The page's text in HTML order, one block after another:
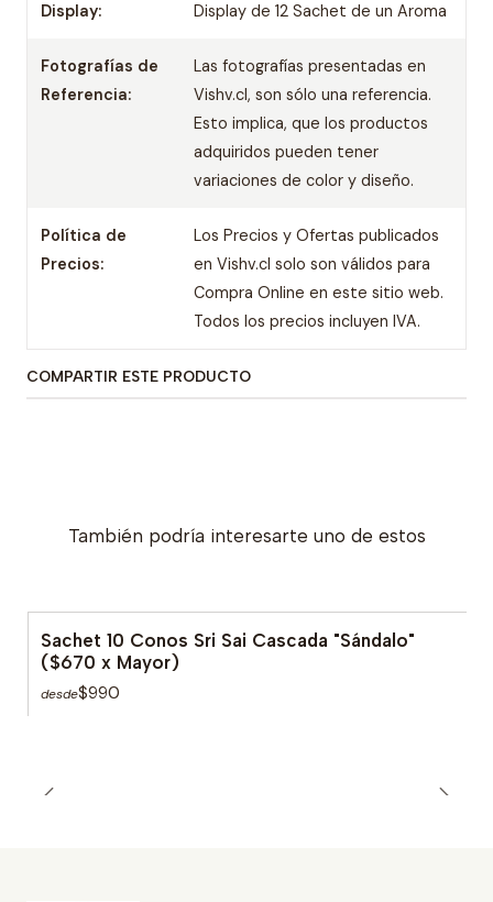
Display: Display de 12 Sachet de un Aroma
Fotografías de
Referencia:
Las fotografías presentadas en
Vishv.cl, son sólo una referencia.
Esto implica, que los productos
adquiridos pueden tener
variaciones de color y diseño.
Política de
Precios:
Los Precios y Ofertas publicados
en Vishv.cl solo son válidos para
Compra Online en este sitio web.
Todos los precios incluyen IVA.
COMPARTIR ESTE PRODUCTO
También podría interesarte uno de estos
Sachet 10 Conos Sri Sai Cascada "Sándalo"
($670 x Mayor)
desde$990